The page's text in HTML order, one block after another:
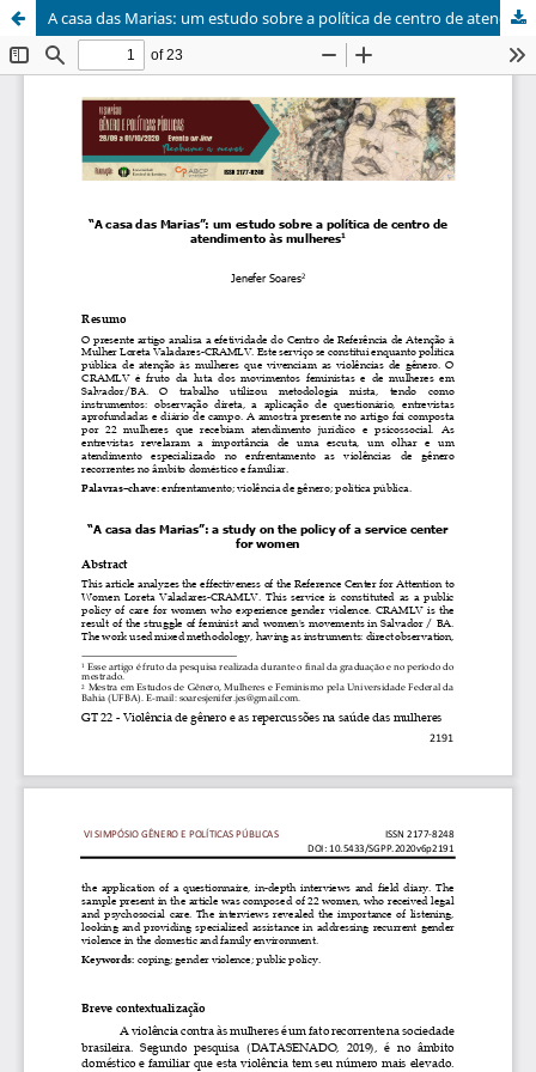
A casa das Marias: um estudo sobre a política de centro de atendimento à mulheres.